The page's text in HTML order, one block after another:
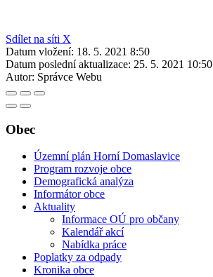
Sdílet na síti X
Datum vložení: 18. 5. 2021 8:50
Datum poslední aktualizace: 25. 5. 2021 10:50
Autor: Správce Webu
Obec
Územní plán Horní Domaslavice
Program rozvoje obce
Demografická analýza
Informátor obce
Aktuality
Informace OÚ pro občany
Kalendář akcí
Nabídka práce
Poplatky za odpady
Kronika obce